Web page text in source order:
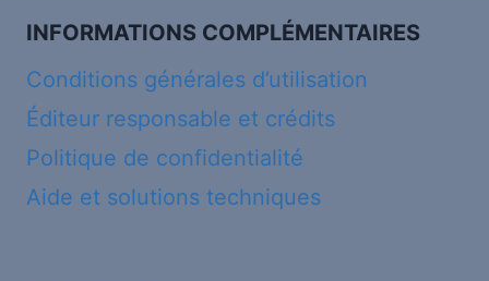
INFORMATIONS COMPLÉMENTAIRES
Conditions générales d’utilisation
Éditeur responsable et crédits
Politique de confidentialité
Aide et solutions techniques